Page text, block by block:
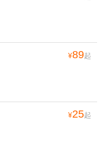
¥89起
¥25起